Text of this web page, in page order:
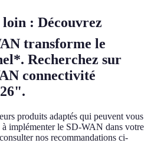
loin : Découvrez
transforme le
Recherchez sur
connectivité
produits adaptés qui peuvent vous
implémenter le SD-WAN dans votre
nos recommandations ci-